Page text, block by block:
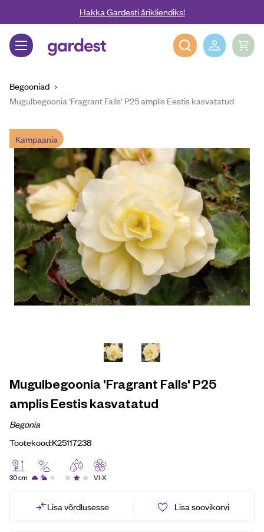
Liigu edasi põhisisu juurdeHakka Gardesti ärikliendiks!
Gardest
Begooniad
Mugulbegoonia ‘Fragrant Falls’ P25 amplis Eestis kasvatatud
Kampaania
Mugulbegoonia 'Fragrant Falls' P25
amplis Eestis kasvatatud
Begonia
Tootekood:K25117238
30 cm VI-X
Lisa võrdlusesse Lisa soovikorvi